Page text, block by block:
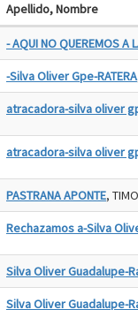
Apellido, Nombre
- AQUI NO QUEREMOS A
-Silva Oliver Gpe-RATERA
atracadora-silva oliver
atracadora-silva oliver
PASTRANA APONTE,
Rechazamos a-Silva
Silva Oliver Guadalupe-
Silva Oliver Guadalupe-